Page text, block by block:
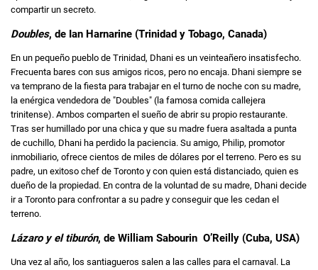
compartir un secreto.
Doubles, de Ian Harnarine (Trinidad y Tobago, Canada)
En un pequeño pueblo de Trinidad, Dhani es un veinteañero insatisfecho.
Frecuenta bares con sus amigos ricos, pero no encaja. Dhani siempre se
va temprano de la fiesta para trabajar en el turno de noche con su madre,
la enérgica vendedora de "Doubles" (la famosa comida callejera
trinitense). Ambos comparten el sueño de abrir su propio restaurante.
Tras ser humillado por una chica y que su madre fuera asaltada a punta
de cuchillo, Dhani ha perdido la paciencia. Su amigo, Philip, promotor
inmobiliario, ofrece cientos de miles de dólares por el terreno. Pero es su
padre, un exitoso chef de Toronto y con quien está distanciado, quien es
dueño de la propiedad. En contra de la voluntad de su madre, Dhani decide
ir a Toronto para confrontar a su padre y conseguir que les cedan el
terreno.
Lázaro y el tiburón, de William Sabourin O’Reilly (Cuba, USA)
Una vez al año, los santiagueros salen a las calles para el carnaval. La